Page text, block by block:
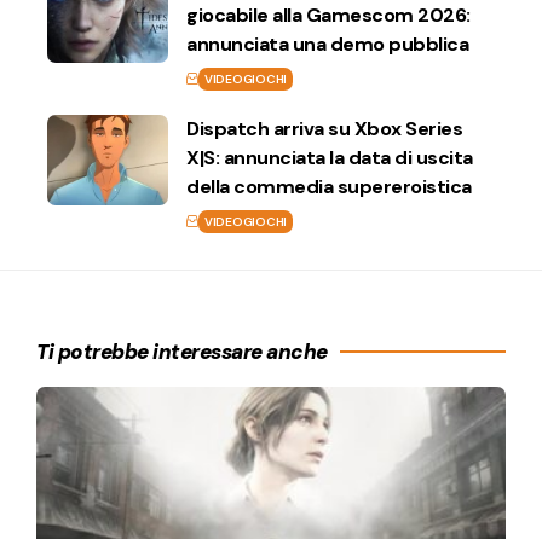
giocabile alla Gamescom 2026:
annunciata una demo pubblica
VIDEOGIOCHI
Dispatch arriva su Xbox Series
X|S: annunciata la data di uscita
della commedia supereroistica
VIDEOGIOCHI
Ti potrebbe interessare anche